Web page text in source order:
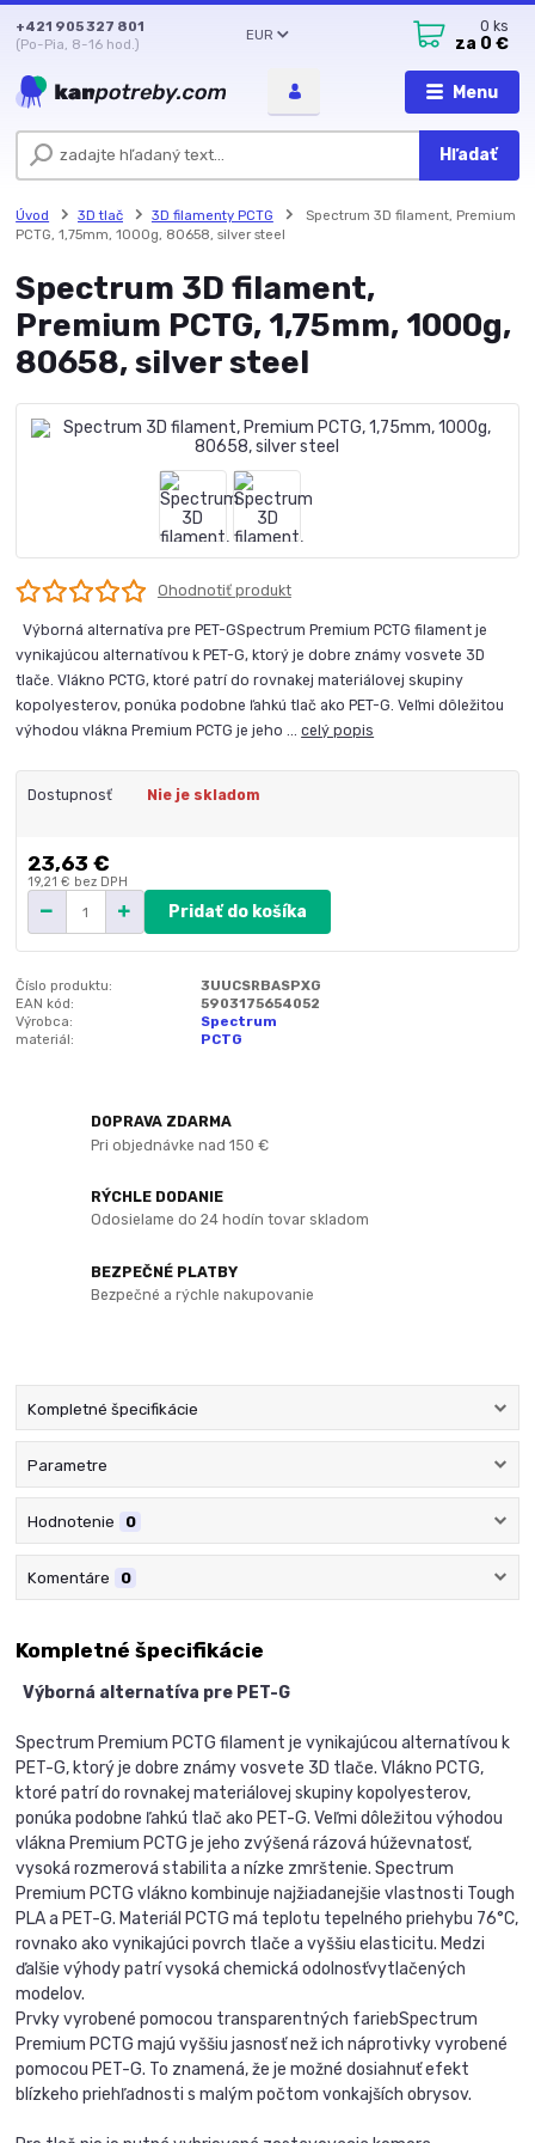
Menu
EUR
Hľadať
+421 905 327 801
(Po-Pia, 8-16 hod.)
0 ks
za 0 €
Úvod 3D tlač 3D filamenty PCTG
Spectrum 3D filament, Premium
PCTG, 1,75mm, 1000g, 80658, silver steel
Spectrum 3D filament,
Premium PCTG, 1,75mm, 1000g,
80658, silver steel
Ohodnotiť produkt
Výborná alternatíva pre PET-GSpectrum Premium PCTG filament je
vynikajúcou alternatívou k PET-G, ktorý je dobre známy vosvete 3D
tlače. Vlákno PCTG, ktoré patrí do rovnakej materiálovej skupiny
kopolyesterov, ponúka podobne ľahkú tlač ako PET-G. Veľmi dôležitou
výhodou vlákna Premium PCTG je jeho ...celý popis
Dostupnosť Nie je skladom
23,63 €
19,21 € bez DPH
Pridať do košíka
Číslo produktu:
3UUCSRBASPXG
EAN kód:
5903175654052
Výrobca:
Spectrum
materiál:
PCTG
DOPRAVA ZDARMA
Pri objednávke nad 150 €
RÝCHLE DODANIE
Odosielame do 24 hodín tovar skladom
BEZPEČNÉ PLATBY
Bezpečné a rýchle nakupovanie
Kompletné špecifikácie
Parametre
Hodnotenie 0
Komentáre 0
Kompletné špecifikácie
Výborná alternatíva pre PET-G
Spectrum Premium PCTG filament je vynikajúcou alternatívou k
PET-G, ktorý je dobre známy vosvete 3D tlače. Vlákno PCTG,
ktoré patrí do rovnakej materiálovej skupiny kopolyesterov,
ponúka podobne ľahkú tlač ako PET-G. Veľmi dôležitou výhodou
vlákna Premium PCTG je jeho zvýšená rázová húževnatosť,
vysoká rozmerová stabilita a nízke zmrštenie. Spectrum
Premium PCTG vlákno kombinuje najžiadanejšie vlastnosti Tough
PLA a PET-G. Materiál PCTG má teplotu tepelného priehybu 76°C,
rovnako ako vynikajúci povrch tlače a vyššiu elasticitu. Medzi
ďalšie výhody patrí vysoká chemická odolnosťvytlačených
modelov.
Prvky vyrobené pomocou transparentných fariebSpectrum
Premium PCTG majú vyššiu jasnosť než ich náprotivky vyrobené
pomocou PET-G. To znamená, že je možné dosiahnuť efekt
blízkeho priehľadnosti s malým počtom vonkajších obrysov.